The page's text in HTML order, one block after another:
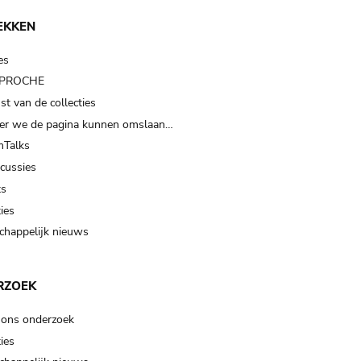
van de collecties
we de pagina kunnen omslaan…
nieuws
onderzoek